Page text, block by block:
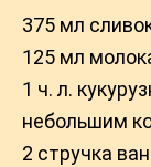
375 мл
125 мл
1 ч. л.
небольшим
2 стручка